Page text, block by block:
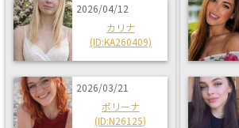
2026/04/12
カリナ
(ID:KA260409)
2026/03/21
ポリーナ
(ID:N26125)